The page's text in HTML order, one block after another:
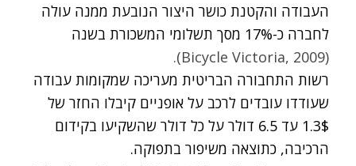
העבודה והקטנת כושר היצור הנובעת ממנה עולה
לחברה כ-17% מסך תשלומי המשכורת בשנה
(Bicycle Victoria, 2009).
רשות התחבורה הבריטית מעריכה שמקומות עבודה
שעודדו עובדים לרכב על אופניים קיבלו החזר של
1.3$ עד 6.5 דולר על כל דולר שהשקיעו בקידום
הרכיבה, כתוצאה משיפור בתפוקה.